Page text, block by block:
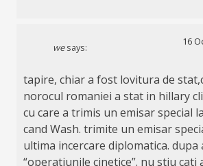
we says:
16
tapire, chiar a fost lovitura de
norocul romaniei a stat in hillary
cu care a trimis un emisar special
cand Wash. trimite un emisar
ultima incercare diplomatica. dupa
“operatiunile cinetice”. nu stiu cati